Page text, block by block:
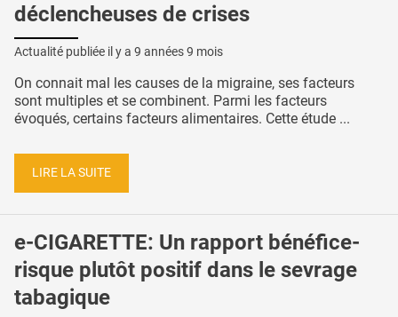
déclencheuses de crises
Actualité publiée il y a 9 années 9 mois
On connait mal les causes de la migraine, ses facteurs
sont multiples et se combinent. Parmi les facteurs
évoqués, certains facteurs alimentaires. Cette étude ...
LIRE LA SUITE
e-CIGARETTE: Un rapport bénéfice-
risque plutôt positif dans le sevrage
tabagique